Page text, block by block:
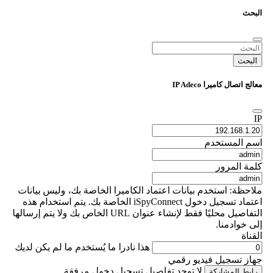
البحث
البحث
معالج اتصال كاميرا IP Adeco
IP
اسم المستخدم
كلمة المرور
ملاحظة: استخدم بيانات اعتماد الكاميرا الخاصة بك، وليس بيانات
اعتماد تسجيل دخول iSpyConnect الخاصة بك. يتم استخدام هذه
التفاصيل محليًا فقط لإنشاء عنوان URL الخاص بك ولا يتم إرسالها
إلى خوادمنا.
القناة
هذا نادرا ما يُستخدم ما لم يكن لديك
جهاز تسجيل فيديو رقمي
لا توجد تفاصيل تسجيل دخول مرفقة